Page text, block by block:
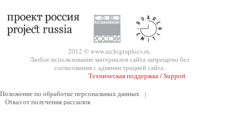
2012 © www.archigraphics.ru.
Любое использование материалов сайта запрещено без
согласования с администрацией сайта.
Техническая поддержка / Support
Положение по обработке персональных данных
|
Отказ от получения рассылок